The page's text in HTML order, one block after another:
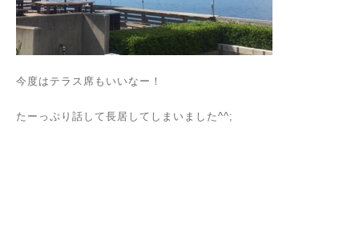
今度はテラス席もいいなー！
たーっぷり話して長居してしまいました^^;